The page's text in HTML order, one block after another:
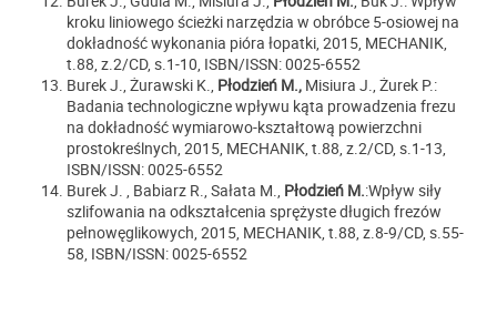
kroku liniowego ścieżki narzędzia w obróbce 5-osiowej na
dokładność wykonania pióra łopatki, 2015, MECHANIK,
t.88, z.2/CD, s.1-10, ISBN/ISSN: 0025-6552
Burek J., Żurawski K., Płodzień M., Misiura J., Żurek P.:
Badania technologiczne wpływu kąta prowadzenia frezu
na dokładność wymiarowo-kształtową powierzchni
prostokreślnych, 2015, MECHANIK, t.88, z.2/CD, s.1-13,
ISBN/ISSN: 0025-6552
Burek J. , Babiarz R., Sałata M., Płodzień M.:Wpływ siły
szlifowania na odkształcenia sprężyste długich frezów
pełnowęglikowych, 2015, MECHANIK, t.88, z.8-9/CD, s.55-
58, ISBN/ISSN: 0025-6552